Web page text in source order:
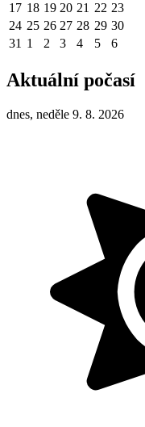
17 18 19 20 21 22 23
24 25 26 27 28 29 30
31 1 2 3 4 5 6
Aktuální počasí
dnes, neděle 9. 8. 2026